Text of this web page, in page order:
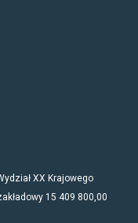
XX Krajowego
15 409 800,00